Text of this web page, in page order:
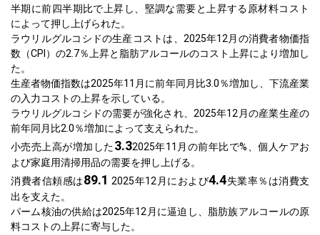
半期に前四半期比で上昇し、堅調な需要と上昇する原材料コスト
によって押し上げられた。
ラウリルグルコシドの生産コストは、2025年12月の消費者物価指
数（CPI）の2.7％上昇と脂肪アルコールのコスト上昇により増加し
た。
生産者物価指数は2025年11月に前年同月比3.0％増加し、下流産業
の入力コストの上昇を示している。
ラウリルグルコシドの需要が強化され、2025年12月の産業生産の
前年同月比2.0％増加によって支えられた。
小売売上高が増加した3.32025年11月の前年比で%、個人ケアお
よび家庭用清掃用品の需要を押し上げる。
消費者信頼感は89.1 2025年12月におよび4.4失業率％は消費支
出を支えた。
パーム核油の供給は2025年12月に逼迫し、脂肪族アルコールの原
料コストの上昇に寄与した。